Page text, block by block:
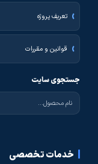
تعریف پروژه
قوانین و مقررات
جستجوی سایت
خدمات تخصصی